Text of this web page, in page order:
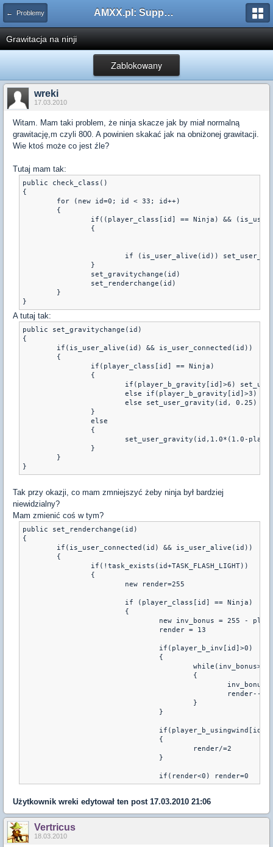
← Problemy AMXX.pl: Support AMX Mod X i SourceMod
Grawitacja na ninji
Zablokowany
wreki
17.03.2010
Witam. Mam taki problem, że ninja skacze jak by miał normalną
grawitację,m czyli 800. A powinien skakać jak na obniżonej grawitacji.
Wie ktoś może co jest źle?
Tutaj mam tak:
public check_class()
{
}
A tutaj tak:
public set_gravitychange(id)
{
}
Tak przy okazji, co mam zmniejszyć żeby ninja był bardziej
niewidzialny?
Mam zmienić coś w tym?
public set_renderchange(id)
{
				if(render<0) render=0
Użytkownik wreki edytował ten post 17.03.2010 21:06
Vertricus
18.03.2010